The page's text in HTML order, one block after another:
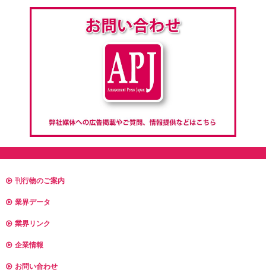
刊行物のご案内
業界データ
業界リンク
企業情報
お問い合わせ